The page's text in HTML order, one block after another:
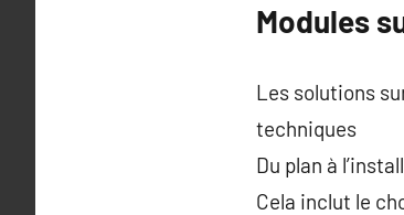
Modules
Les solutions
techniques
Du plan à
Cela inclut le